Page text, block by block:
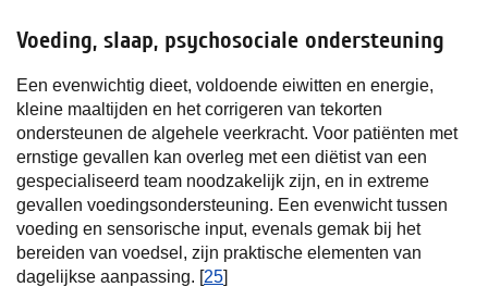
Voeding, slaap, psychosociale ondersteuning
Een evenwichtig dieet, voldoende eiwitten en energie,
kleine maaltijden en het corrigeren van tekorten
ondersteunen de algehele veerkracht. Voor patiënten met
ernstige gevallen kan overleg met een diëtist van een
gespecialiseerd team noodzakelijk zijn, en in extreme
gevallen voedingsondersteuning. Een evenwicht tussen
voeding en sensorische input, evenals gemak bij het
bereiden van voedsel, zijn praktische elementen van
dagelijkse aanpassing. [25]